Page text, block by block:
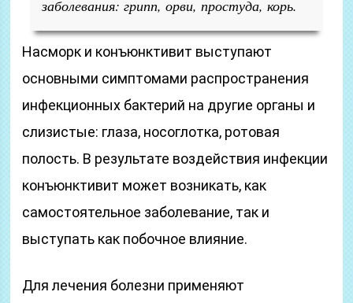
заболевания: грипп, орви, простуда, корь.
Насморк и конъюнктивит выступают
основными симптомами распространения
инфекционных бактерий на другие органы и
слизистые: глаза, носоглотка, ротовая
полость. В результате воздействия инфекции
конъюнктивит может возникать, как
самостоятельное заболевание, так и
выступать как побочное влияние.
Для лечения болезни применяют